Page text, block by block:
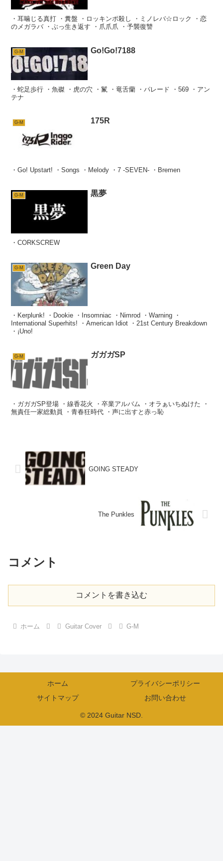
・耳噛じる真打 ・糞盤 ・ロッキンポ殺し ・ミノレバ☆ロック ・恋
のメガラバ ・ぶっ生き返す ・爪爪爪 ・予襲復讐
G-M Go!Go!7188
・蛇足歩行 ・魚磔 ・虎の穴 ・鬣 ・竜舌蘭 ・パレード ・569 ・アン
テナ
G-M 175R
・Go! Upstart! ・Songs ・Melody ・7 -SEVEN- ・Bremen
G-M 黒夢
・CORKSCREW
G-M Green Day
・Kerplunk! ・Dookie ・Insomniac ・Nimrod ・Warning ・
International Superhits! ・American Idiot ・21st Century Breakdown
・¡Uno!
G-M ガガガSP
・ガガガSP登場 ・線香花火 ・卒業アルバム ・オラぁいちぬけた ・
無責任一家総動員 ・青春狂時代 ・声に出すと赤っ恥
GOING STEADY
The Punkles
コメント
コメントを書き込む
ホーム Guitar Cover G-M
ホーム
プライバシーポリシー
サイトマップ
お問い合わせ
© 2024 Guitar NSD.